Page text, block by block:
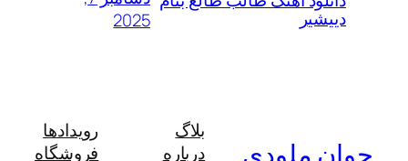
دییشیر
2025
بلاگ
درباره
رویدادها
فروشگاه